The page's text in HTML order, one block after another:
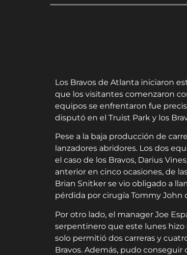
Los Bravos de Atlanta iniciaron
que los visitantes comenzaron
equipos se enfrentaron fue
disputó en el Truist Park y los
Pese a la baja producción de
lanzadores abridores. Los dos
el caso de los Bravos, Darius
anterior en cinco ocasiones, de
Brian Snitker se vio obligado a
pérdida por cirugía Tommy John
Por otro lado, el manager Joe
serpentinero que este lunes hizo
solo permitió dos carreras y
Bravos. Además, pudo conseguir